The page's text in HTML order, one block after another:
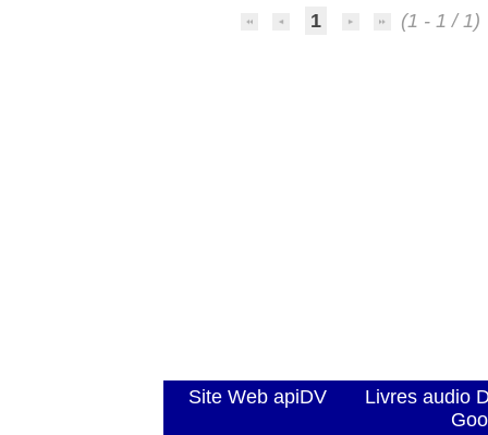
1 (1 - 1 / 1)
Site Web apiDV
Livres audio